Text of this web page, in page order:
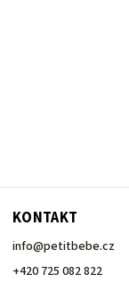
KONTAKT
info@petitbebe.cz
+420 725 082 822